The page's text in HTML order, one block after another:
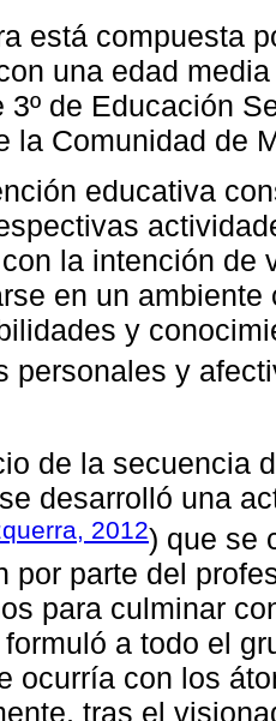
está compuesta
una edad
3º de Educación
la Comunidad de
educativa
la intención de
en un
y
personales y
de la secuencia
desarrolló una
2012) que se
por parte del
para culminar
a todo el
ocurría con los
tras el